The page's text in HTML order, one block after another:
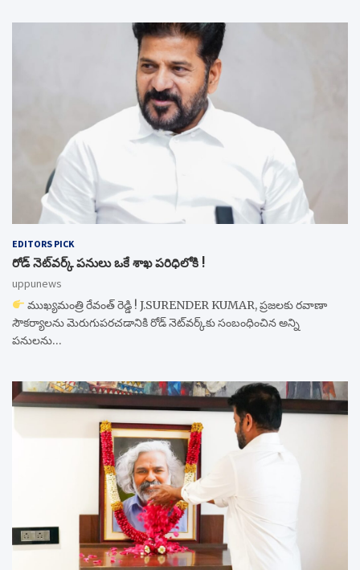
EDITORS PICK
రోడ్ నెట్‌వర్క్‌ పనులు ఒకే శాఖ పరిధిలోకి !
uppunews
ముఖ్యమంత్రి రేవంత్ రెడ్డి ! J.SURENDER KUMAR, ప్రజలకు రవాణా
సౌకర్యాలను మెరుగుపరచడానికి రోడ్ నెట్‌వర్క్‌కు సంబంధించిన అన్ని
పనులను…